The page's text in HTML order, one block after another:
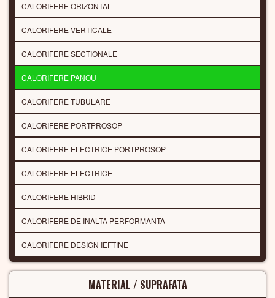
CALORIFERE ORIZONTAL
CALORIFERE VERTICALE
CALORIFERE SECTIONALE
CALORIFERE PANOU
CALORIFERE TUBULARE
CALORIFERE PORTPROSOP
CALORIFERE ELECTRICE PORTPROSOP
CALORIFERE ELECTRICE
CALORIFERE HIBRID
CALORIFERE DE INALTA PERFORMANTA
CALORIFERE DESIGN IEFTINE
MATERIAL / SUPRAFATA